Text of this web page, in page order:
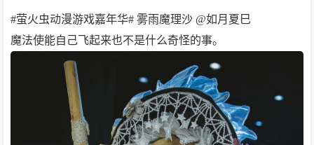
#萤火虫动漫游戏嘉年华# 雾雨魔理沙 @如月夏巳
魔法使能自己飞起来也不是什么奇怪的事。 ​​​